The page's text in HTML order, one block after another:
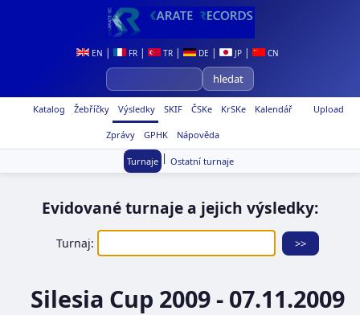
EN | FR | TR | DE | JP | CN
Upload
Katalog Žebříčky Výsledky SKIF ČSKe KrSKe Kalendář
Zprávy GPHK Nápověda
Turnaje | Ostatní turnaje
Evidované turnaje a jejich výsledky:
Turnaj:
Silesia Cup 2009 - 07.11.2009